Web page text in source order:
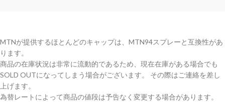
MTNが提供するほとんどのキャップは、MTN94スプレーと互換性があ
ります。
商品の在庫状況は非常に流動的であるため、現在在庫がある場合でも
SOLD OUTになってしまう場合がございます。 その際はご連絡を差し
上げます。
為替レートによって商品の値段は予告なく変更する場合があります。